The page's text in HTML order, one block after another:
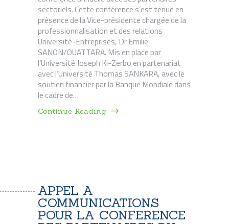
sectoriels. Cette conférence s’est tenue en
présence de la Vice-présidente chargée de la
professionnalisation et des relations
Université-Entreprises, Dr Emilie
SANON/OUATTARA. Mis en place par
l’Université Joseph Ki-Zerbo en partenariat
avec l’Université Thomas SANKARA, avec le
soutien financier par la Banque Mondiale dans
le cadre de…
Continue Reading
APPEL A
COMMUNICATIONS
POUR LA CONFERENCE